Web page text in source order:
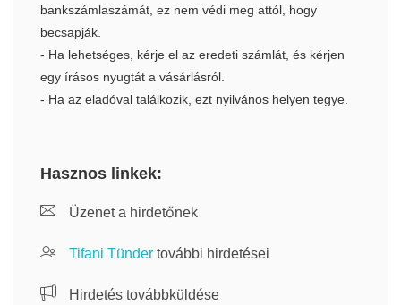
bankszámlaszámát, ez nem védi meg attól, hogy
becsapják.
- Ha lehetséges, kérje el az eredeti számlát, és kérjen
egy írásos nyugtát a vásárlásról.
- Ha az eladóval találkozik, ezt nyilvános helyen tegye.
Hasznos linkek:
Üzenet a hirdetőnek
Tifani Tünder további hirdetései
Hirdetés továbbküldése